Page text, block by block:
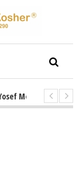
4 weeks ago